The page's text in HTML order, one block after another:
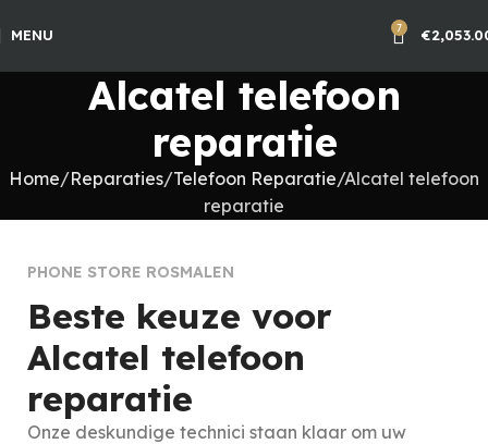
MENU 7 €
Alcatel telefoon
reparatie
Home Reparaties Telefoon Reparatie Alcatel telefoon
reparatie
PHONE STORE ROSMALEN
Beste keuze voor
Alcatel telefoon
reparatie
Onze deskundige technici staan klaar om uw